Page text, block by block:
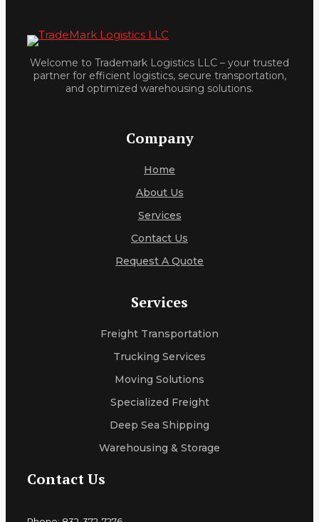
Welcome to Trademark Logistics LLC – your trusted
partner for efficient logistics, secure transportation,
and optimized warehousing solutions.
Company
Home
About Us
Services
Contact Us
Request A Quote
Services
Freight Transportation
Trucking Services
Moving Solutions
Specialized Freight
Deep Sea Shipping
Warehousing & Storage
Contact Us